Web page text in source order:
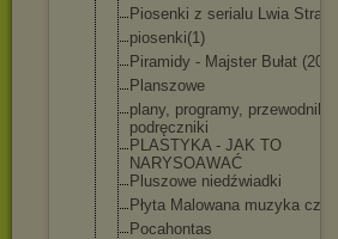
Piosenki z serialu Lwia Straż
piosenki(1)
Piramidy - Majster Bułat (2020)
Planszowe
plany, programy, przewodniki,
podręczniki
PLASTYKA - JAK TO
NARYSOAWAĆ
Pluszowe niedźwiadki
Płyta Malowana muzyka cz 1
Pocahontas